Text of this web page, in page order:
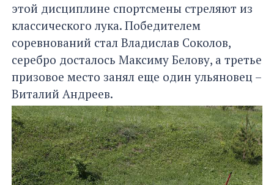
этой дисциплине спортсмены стреляют из
классического лука. Победителем
соревнований стал Владислав Соколов,
серебро досталось Максиму Белову, а третье
призовое место занял еще один ульяновец –
Виталий Андреев.